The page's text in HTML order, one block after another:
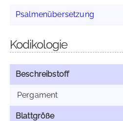
Psalmenübersetzung
Kodikologie
Beschreibstoff
Pergament
Blattgröße